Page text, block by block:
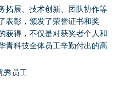
展、技术创新、团队协作等
表彰，颁发了荣誉证书和奖
获得，不仅是对获奖者个人和
青科技全体员工辛勤付出的高
秀员工